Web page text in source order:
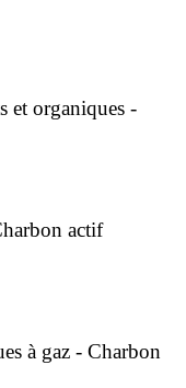
et organiques -
actif
à gaz - Charbon